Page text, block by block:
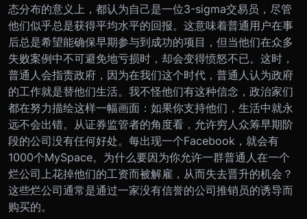
态分布的意义上，都认为自己是一位3-sigma交易员，尽管
他们似乎总是获得平均水平的回报。这意味着普通用户在事
后总是希望能确保早期参与到成功的项目，但当他们在众多
失败案例中不可避免地亏损时，却会变得愤怒不已。这时，
普通人会指责政府，因为在我们这个时代，普通人认为政府
的工作就是替他们生活。我不怪他们有这种信念，政治家们
都在努力描绘这样一幅画面：如果你支持他们，生活中就永
远不会出错。从证券监管者的角度看，允许穷人众筹早期阶
段的公司没有任何好处。每出现一个Facebook，就会有
1000个MySpace。为什么要因为你允许一群普通人在一个
烂公司上花掉他们的工资而被解雇，从而失去晋升的机会？
这些烂公司通常是通过一家没有信誉的公司推销员的诱导而
购买的。